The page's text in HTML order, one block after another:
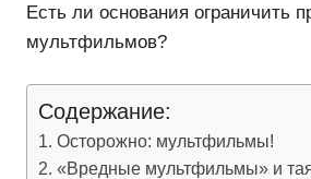
Есть ли основания ограничить
мультфильмов?
Содержание:
Осторожно: мультфильмы!
«Вредные мультфильмы» и